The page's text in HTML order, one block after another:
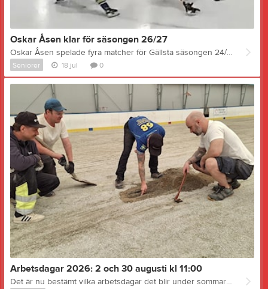
Oskar Åsen klar för säsongen 26/27
Oskar Åsen spelade fyra matcher för Gällsta säsongen 24/24, då på lån från Njurunda SK. Han trivdes så bra med det så att han kritade på för oss från och med förra säsongen. Oskar blev lagets näst bäste poänggörare med 16 mål och 10 assist på 17 matcher. Nu är Oskar klar även för säsongen 26/27. - Ja, det blev en bra säsong i fjol, får hoppas på ännu fler poäng i år, säger Oskar. Det kommer att bli jättekul, jag hoppas på några fler nyförvärv och att vi kan gå hela vägen till serieseger den här gången. Oskar har faktiskt koppling till Gnarp och Nordanstig även utanför hockeyn. Mamma Ann kommer från Gnarp och som liten hängde Oskar en hel del i ishallen i Gällsta. Oskar spelade även i Gällstas U13 när vi hade ett samarbete med Njurunda SK. Sedan dess har karriären fortsatt, från målvakt upp till U15 blev det sedan utespel. Redan som 16-åring debuterade Oskar i seniorspel med NSK och fortsatte med det parallellt med 49 matcher och 49 poäng som junior. Totalt blev det 22 matcher i div 3 och 42 matcher i div 2 innan övergången till Gällsta förra säsongen. Bilden: #24 Oskar Åsen gör ett av sina 16 mål säsongen 25/26, här i bortamatch mot Näldens IF, em match som Gällsta förlorade med 4-2. TRUPPEN 26/27 som den ser ut idag: Målvakter: John Markusson (2005) Moderklubb GIK Backar: Eric Björk (1997) Moderklubb Njurunda SK Neo Eldh Jonsson (2003) Moderklubb Hudiksvalls HC Daniel Zetterberg (2001) Moderklubb Njurunda SK Alfred Åström (2004) Moderklubb Njurunda SK August Camél (2008) Moderklubb GIK Alfons Wennström (2001) Moderklubb Lindefallets SK Anfallare: Liam Lundwall (2005) Moderklubb GIK Jacob Andreasson (2001) Moderklubb GIK Emil Abrahamsson (2004) Moderklubb Njurunda SK Mille Abrahamsson (2006) Moderklubb Njurunda SK William Häglund (2004) Moderklubb IF Sundsvall Hockey Joakim Wiberg (2001) Moderklubb Huddinge IK Rasmus Edh (2003) Moderklubb GIK Tiam Eldh Jonsson (2008) Moderklubb Hudiksvalls HC Tobias Holm (1997) Moderklubb GIK Adrian Zetterberg NY! (2004) Moderklubb Njurunda SK Oskar Åsén (2003) Moderklubb Njurunda SK Huvudtränare: Niklas Granell Ass tränare: Daniel Kvarnvall Sportchef: Pelle Granell
Seniorer 18 jul 0
Arbetsdagar 2026: 2 och 30 augusti kl 11:00
Det är nu bestämt vilka arbetsdagar det blir under sommaren 2026. Lägg in dem i almanackan redan nu! På arbetsdagarna är alla välkomna att dra sitt strå till stacken för att hålla anläggningen i skick inför den nya säsongen. Det finns arbetsuppgifter för alla som vill vara med. Söndag 2 augusti kl 11:00 Söndag 30 augusti kl 11:00 Hej Robert Lindkvist! Vad är det som står på programmet i augusti när det är dags för arbetsdagar? - Det är mycket som skall fixas. Vi skall grovstäda hela anläggningen både inomhus och utomhus, vi skall jämna till pisten (grusbädden där isen skall läggas), skura vattentankar, byta vattenfilter, underhålla och rikta sargen, tvätta ismaskinen, kontrollera skyddsnäten och vid behov laga dessa, prova och kontrollera ljudsystemet samt röja bort buskar och gräs på utsidan av ishallen. Behöver vi ta med oss några speciella verktyg vid arbetsdagarna? - Det är framförallt händer och fötter som behövs, berättar arenaansvarige Robert Lundkvist. Men vi behöver laser för att kunna jämna ut pisten, vi behöver en cirkelsåg och vanliga verktyg typ hammare och skruvdragare. För utomhusarbetet behövs det grästrimmer och röjsåg för småträd och buskar. Hur länge kommer vi att hålla på? - Det beror på hur många vi blir. Ju fler vi blir desto fortare kommer det att gå givetvis. Jag brukar säga att har man bara tid att vara med i en timme så kom i alla fall, alla insatser är värdefulla och ju fler som hjälps åt desto mindre blir det för var och en. Bilden: Från en av arbetsdagarna förra året när vi kollade hur djupt de olika kylledningarna i pisten låg inför utjämning av ytan.